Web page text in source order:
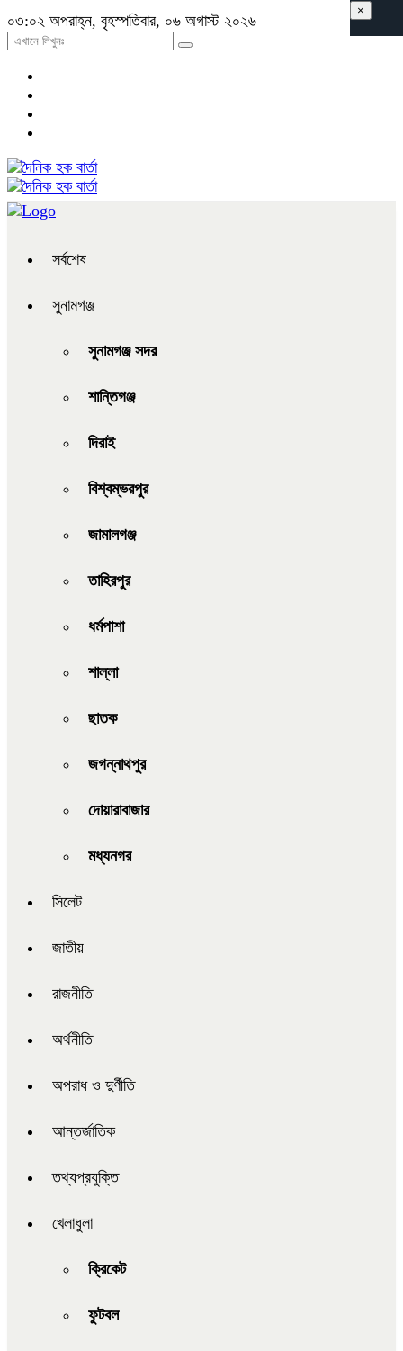
০৩:০২ অপরাহ্ন, বৃহস্পতিবার, ০৬ অগাস্ট ২০২৬
সর্বশেষ
সুনামগঞ্জ
সুনামগঞ্জ সদর
শান্তিগঞ্জ
দিরাই
বিশ্বম্ভরপুর
জামালগঞ্জ
তাহিরপুর
ধর্মপাশা
শাল্লা
ছাতক
জগন্নাথপুর
দোয়ারাবাজার
মধ্যনগর
সিলেট
জাতীয়
রাজনীতি
অর্থনীতি
অপরাধ ও দুর্ণীতি
আন্তর্জাতিক
তথ্যপ্রযুক্তি
খেলাধুলা
ক্রিকেট
ফুটবল
×